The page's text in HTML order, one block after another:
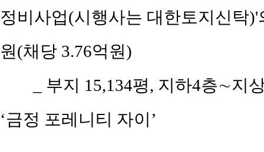
정비사업(시행사는 대한토지신탁
원(채당 3.76억원)
_ 부지 15,134평, 지하4층∼지
‘금정 포레니티 자이’